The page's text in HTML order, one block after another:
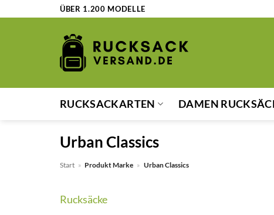
ÜBER 1.200 MODELLE
RUCKSACKARTEN DAMEN
Urban Classics
Start » Produkt Marke » Urban Classics
Rucksäcke